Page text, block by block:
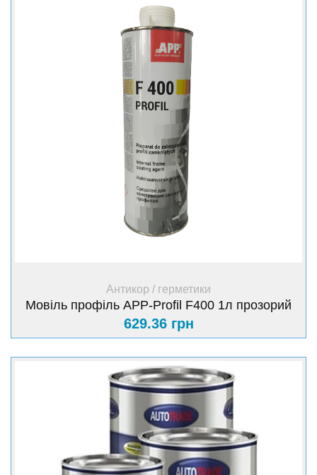
+ Купити
Антикор / герметики
Мовіль профіль APP-Profil F400 1л прозорий
629.36 грн